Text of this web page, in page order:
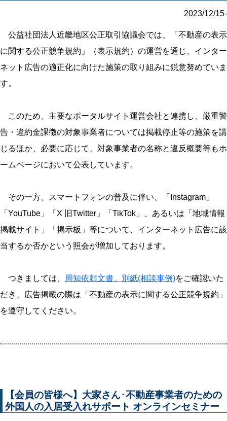
2023/12/15-
公益社団法人近畿地区公正取引協議会では、「不動産の表示
に関する公正競争規約」（表示規約）の運営を通じ、インター
ネット広告の適正化に向けた施策の取り組みに鋭意努めていま
す。
このため、主要なポータルサイト運営会社と連携し、厳重警
告・違約金課徴の対象事業者については掲載停止等の施策を講
じるほか、必要に応じて、対象事業者の名称と違反概要等もホ
ームページにおいて公表しています。
その一方、スマートフォンの普及に伴い、「Instagram」
「YouTube」「X 旧Twitter」「TikTok」、あるいは「地域情報
掲載サイト」「掲示板」等について、インターネット広告に該
当するか否かという照会が増加しております。
つきましては、 周知依頼文書、別紙(相談事例)をご確認いた
だき、広告掲載の際は「不動産の表示に関する公正競争規約」
を遵守してください。
【会員の皆様へ】大家さん･不動産事業者のための
外国人の入居受入れサポート オンラインセミナー